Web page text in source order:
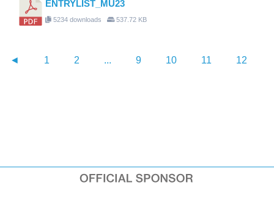
ENTRYLIST_MU23
5234 downloads 537.72 KB
◄ 1 2 ... 9 10 11 12